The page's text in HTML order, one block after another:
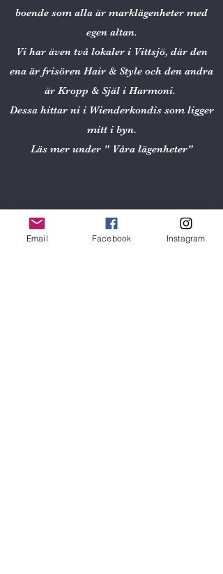
boende som alla är marklägenheter med
egen altan.
Vi har även två lokaler i Vittsjö, där den
ena är frisören Hair & Style och den andra
är Kropp & Själ i Harmoni.
Dessa hittar ni i Wienderkondis som ligger
mitt i byn.
Läs mer under " Våra lägenheter"
Email Facebook Instagram